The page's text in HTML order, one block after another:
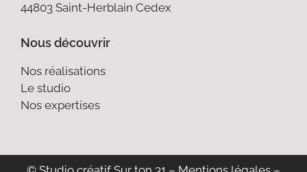
44803 Saint-Herblain Cedex
Nous découvrir
Nos réalisations
Le studio
Nos expertises